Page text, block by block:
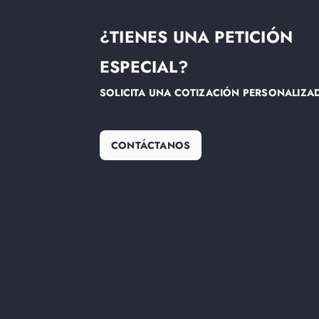
¿TIENES UNA PETICIÓN
ESPECIAL?
SOLICITA UNA COTIZACIÓN
CONTÁCTANOS